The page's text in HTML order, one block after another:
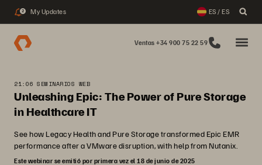
2 My Updates ES / ES
Ventas +34 900 75 22 59
21:06 SEMINARIOS WEB
Unleashing Epic: The Power of Pure Storage
in Healthcare IT
See how Legacy Health and Pure Storage transformed Epic EMR
performance after a VMware disruption, with help from Nutanix.
Este webinar se emitió por primera vez el 18 de junio de 2025